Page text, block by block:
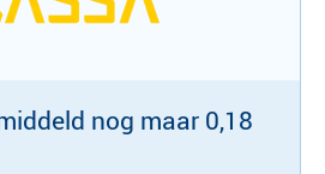
nog maar 0,18